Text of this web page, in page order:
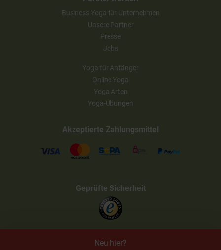
Business Yoga für Unternehmen
Unsere Partner
Presse
Jobs
Yoga für Anfänger
Online Yoga
Yoga Arten
Yoga-Übungen
Akzeptierte Zahlungsmittel
Geprüfte Sicherheit
Neu hier?